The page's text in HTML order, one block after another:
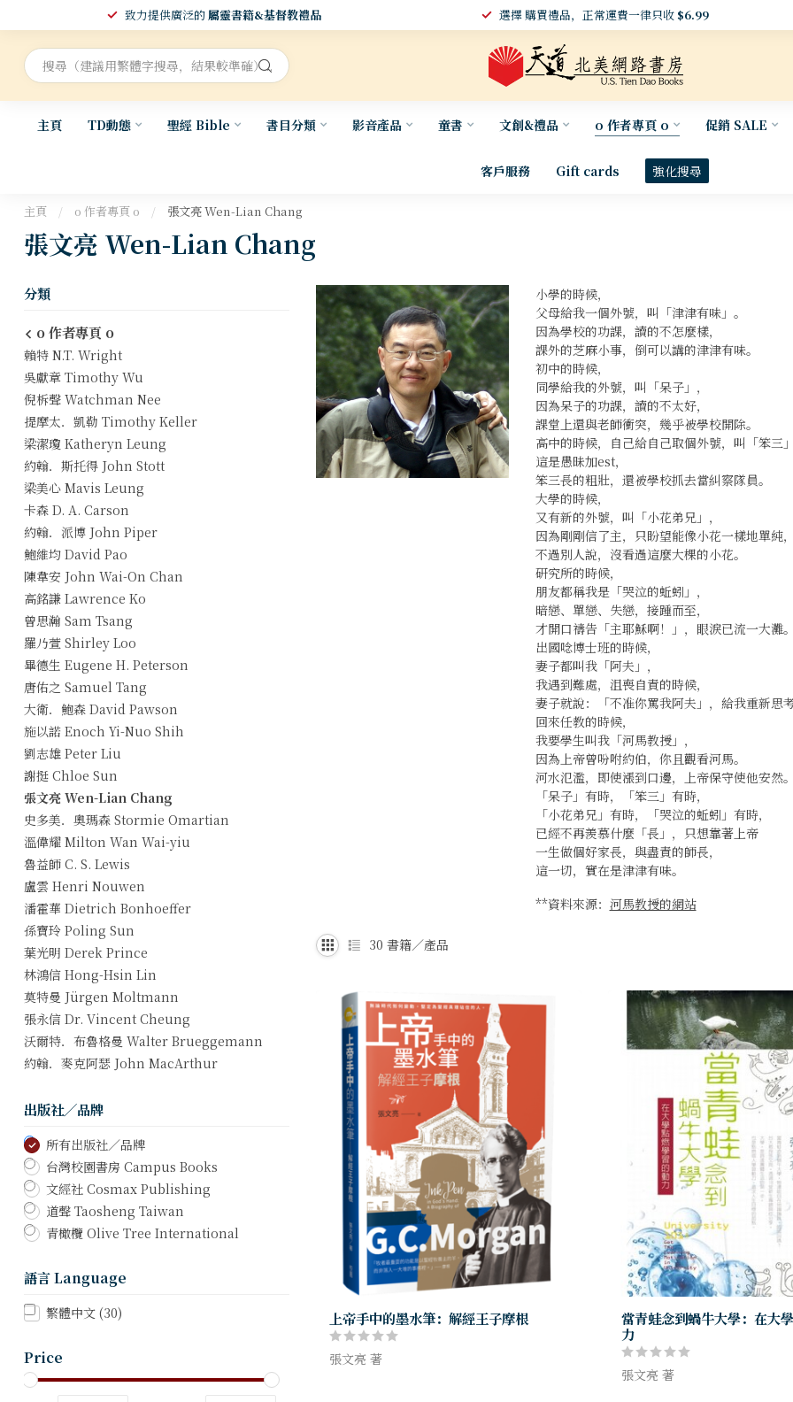
致力提供廣泛的屬靈書籍&基督教禮品 選擇 購買禮品，正常運費一律只收 $6.99
主頁 TD動態 聖經 Bible 書目分類 影音產品 童書 文創&禮品 o 作者專頁 o 促銷 SALE
客戶服務 Gift cards 強化搜尋
主頁 / o 作者專頁 o / 張文亮 Wen-Lian Chang
張文亮 Wen-Lian Chang
分類
o 作者專頁 o
賴特 N.T. Wright
吳獻章 Timothy Wu
倪柝聲 Watchman Nee
提摩太．凱勒 Timothy Keller
梁潔瓊 Katheryn Leung
約翰．斯托得 John Stott
梁美心 Mavis Leung
卡森 D. A. Carson
約翰．派博 John Piper
鮑維均 David Pao
陳韋安 John Wai-On Chan
高銘謙 Lawrence Ko
曾思瀚 Sam Tsang
羅乃萱 Shirley Loo
畢德生 Eugene H. Peterson
唐佑之 Samuel Tang
大衛．鮑森 David Pawson
施以諾 Enoch Yi-Nuo Shih
劉志雄 Peter Liu
謝挺 Chloe Sun
張文亮 Wen-Lian Chang
史多美．奧瑪森 Stormie Omartian
溫偉耀 Milton Wan Wai-yiu
魯益師 C. S. Lewis
盧雲 Henri Nouwen
潘霍華 Dietrich Bonhoeffer
孫寶玲 Poling Sun
葉光明 Derek Prince
林鴻信 Hong-Hsin Lin
莫特曼 Jürgen Moltmann
張永信 Dr. Vincent Cheung
沃爾特．布魯格曼 Walter Brueggemann
約翰．麥克阿瑟 John MacArthur
出版社／品牌
所有出版社／品牌
台灣校園書房 Campus Books
文經社 Cosmax Publishing
道聲 Taosheng Taiwan
青橄欖 Olive Tree International
語言 Language
繁體中文 (30)
Price
小學的時候，
父母給我一個外號，叫「津津有味」。
因為學校的功課，讀的不怎麼樣，
課外的芝麻小事，倒可以講的津津有味。
初中的時候，
同學給我的外號，叫「呆子」，
因為呆子的功課，讀的不太好，
課堂上還與老師衝突，幾乎被學校開除。
高中的時候，自己給自己取個外號，叫「笨三
這是愚昧加est，
笨三長的粗壯，還被學校抓去當糾察隊員。
大學的時候，
又有新的外號，叫「小花弟兄」，
因為剛剛信了主，只盼望能像小花一樣地單純
不過別人說，沒看過這麼大棵的小花。
研究所的時候，
朋友都稱我是「哭泣的蚯蚓」，
暗戀、單戀、失戀，接踵而至，
才開口禱告「主耶穌啊！」，眼淚已流一大灘
出國唸博士班的時候，
妻子都叫我「阿夫」，
我遇到難處，沮喪自責的時候，
妻子就說：「不准你罵我阿夫」，給我重新思
回來任教的時候，
我要學生叫我「河馬教授」，
因為上帝曾吩咐約伯，你且觀看河馬。
河水氾濫，即使漲到口邊，上帝保守使他安然
「呆子」有時，「笨三」有時，
「小花弟兄」有時，「哭泣的蚯蚓」有時，
已經不再羨慕什麼「長」，只想靠著上帝
一生做個好家長，與盡責的師長，
這一切，實在是津津有味。
**資料來源： 河馬教授的網站
30 書籍／產品
上帝手中的墨水筆：解經王子摩根
張文亮 著
當青蛙念到蝸牛大學：在大
力
張文亮 著